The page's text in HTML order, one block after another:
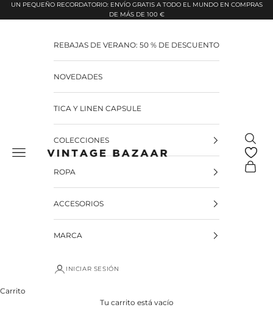
Pular para o conteúdo
UN PEQUEÑO RECORDATORIO: ENVÍO GRATIS A TODO EL MUNDO EN COMPRAS
DE MÁS DE 100 €
Vintage Bazaar
REBAJAS DE VERANO: 50 % DE DESCUENTO
NOVEDADES
TICA Y LINEN CAPSULE
COLECCIONES
ROPA
ACCESORIOS
MARCA
INICIAR SESIÓN
Carrito
Tu carrito está vacío